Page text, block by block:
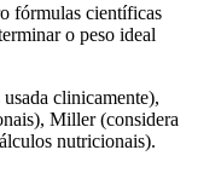
fórmulas científicas
o peso ideal
clinicamente),
Miller (considera
nutricionais).